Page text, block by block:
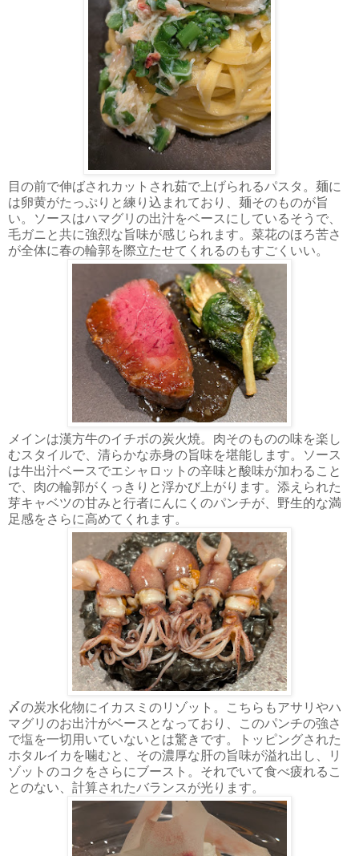
目の前で伸ばされカットされ茹で上げられるパスタ。麺に
は卵黄がたっぷりと練り込まれており、麺そのものが旨
い。ソースはハマグリの出汁をベースにしているそうで、
毛ガニと共に強烈な旨味が感じられます。菜花のほろ苦さ
が全体に春の輪郭を際立たせてくれるのもすごくいい。
メインは漢方牛のイチボの炭火焼。肉そのものの味を楽し
むスタイルで、清らかな赤身の旨味を堪能します。ソース
は牛出汁ベースでエシャロットの辛味と酸味が加わること
で、肉の輪郭がくっきりと浮かび上がります。添えられた
芽キャベツの甘みと行者にんにくのパンチが、野生的な満
足感をさらに高めてくれます。
〆の炭水化物にイカスミのリゾット。こちらもアサリやハ
マグリのお出汁がベースとなっており、このパンチの強さ
で塩を一切用いていないとは驚きです。トッピングされた
ホタルイカを噛むと、その濃厚な肝の旨味が溢れ出し、リ
ゾットのコクをさらにブースト。それでいて食べ疲れるこ
とのない、計算されたバランスが光ります。